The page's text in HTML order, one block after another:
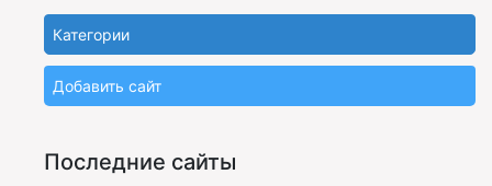
Категории
Добавить сайт
Последние сайты